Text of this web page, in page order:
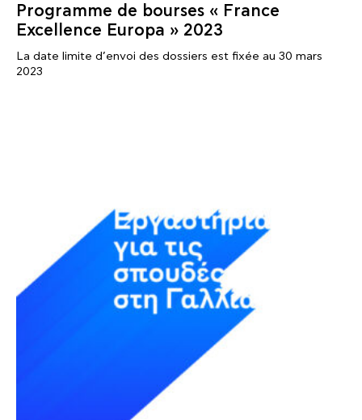
Programme de bourses « France
Excellence Europa » 2023
La date limite d’envoi des dossiers est fixée au 30 mars
2023